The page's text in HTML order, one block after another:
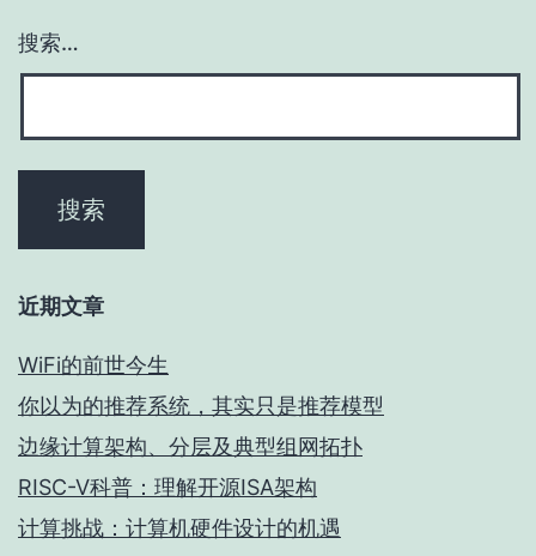
搜索…
近期文章
WiFi的前世今生
你以为的推荐系统，其实只是推荐模型
边缘计算架构、分层及典型组网拓扑
RISC-V科普：理解开源ISA架构
计算挑战：计算机硬件设计的机遇